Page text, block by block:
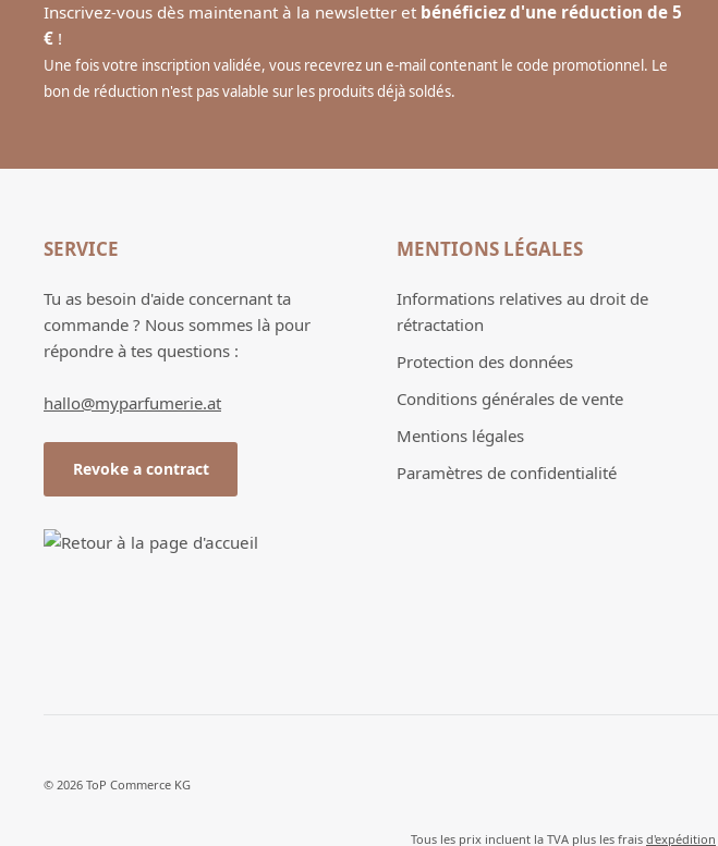
Inscrivez-vous dès maintenant à la newsletter et bénéficiez d'une réduction de 5
€ !
Une fois votre inscription validée, vous recevrez un e-mail contenant le code promotionnel. Le
bon de réduction n'est pas valable sur les produits déjà soldés.
SERVICE
Tu as besoin d'aide concernant ta
commande ? Nous sommes là pour
répondre à tes questions :
hallo@myparfumerie.at
Revoke a contract
MENTIONS LÉGALES
Informations relatives au droit de
rétractation
Protection des données
Conditions générales de vente
Mentions légales
Paramètres de confidentialité
© 2026 ToP Commerce KG
Tous les prix incluent la TVA plus les frais d'expédition